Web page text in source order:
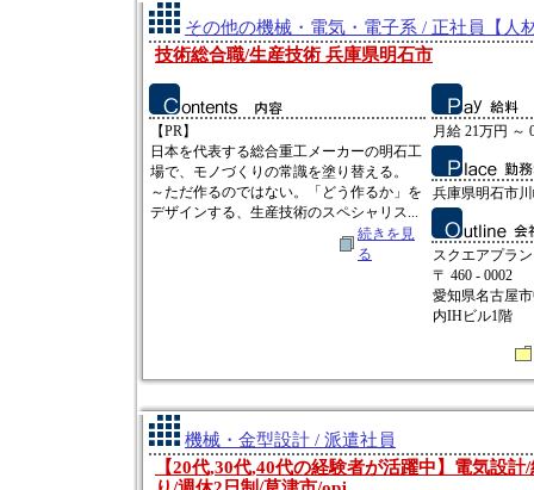
その他の機械・電気・電子系 / 正社員【人
技術総合職/生産技術 兵庫県明石市
【PR】
日本を代表する総合重工メーカーの明石工
場で、モノづくりの常識を塗り替える。
～ただ作るのではない。「どう作るか」を
デザインする、生産技術のスペシャリス...
続きを見
る
月給 21万円 ～
兵庫県明石市
スクエアプラ
〒 460 - 0002
愛知県名古屋
内IHビル1階
機械・金型設計 / 派遣社員
【20代,30代,40代の経験者が活躍中】電気設